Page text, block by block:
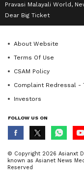
Pravasi Malayali World,
Dear Big Ticket
About Website
Terms Of Use
CSAM Policy
Complaint Redressal -
Investors
FOLLOW US ON
© Copyright 2026 Asianxt
known as Asianet News
Reserved